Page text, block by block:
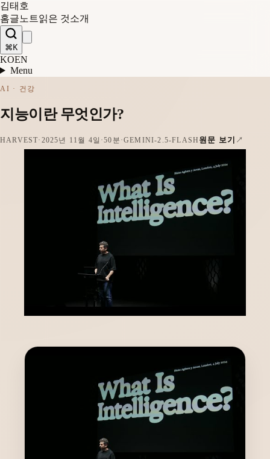
김태호
홈글 노트읽은 것소개
⌘K
KOEN
Menu
AI · 건강
지능이란 무엇인가?
HARVEST· 2025년 11월 4일 ·50분 ·GEMINI-2.5-FLASH 원문 보기